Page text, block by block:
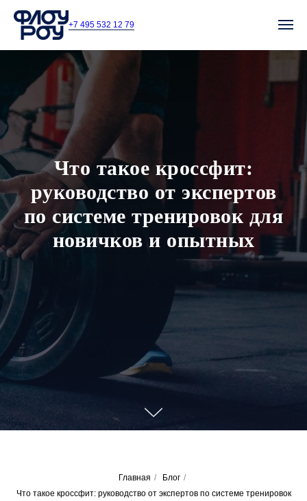
+7 495 532 12 79
Что такое кроссфит:
руководство от экспертов
по системе тренировок для
новичков и опытных
Главная / Блог /
Что такое кроссфит: руководство от экспертов по системе тренировок